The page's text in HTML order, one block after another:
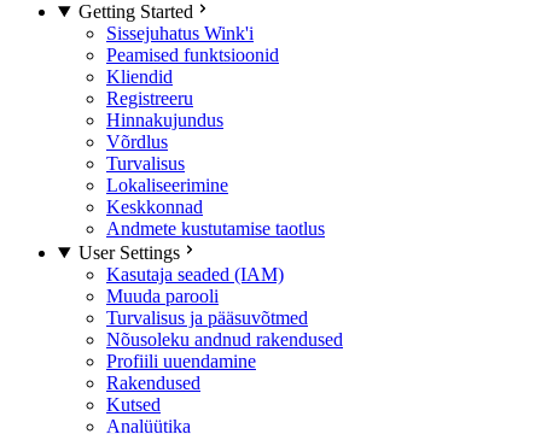
Getting Started
Sissejuhatus Wink'i
Peamised funktsioonid
Kliendid
Registreeru
Hinnakujundus
Võrdlus
Turvalisus
Lokaliseerimine
Keskkonnad
Andmete kustutamise taotlus
User Settings
Kasutaja seaded (IAM)
Muuda parooli
Turvalisus ja pääsuvõtmed
Nõusoleku andnud rakendused
Profiili uuendamine
Rakendused
Kutsed
Analüütika